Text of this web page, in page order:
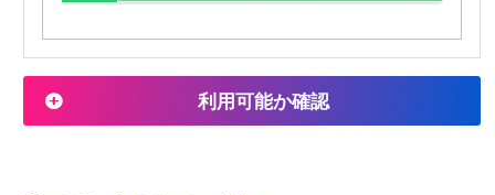
利用可能か確認